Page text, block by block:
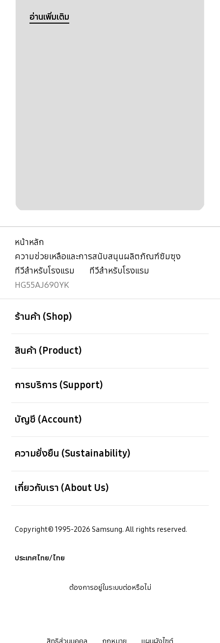
อ่านเพิ่มเติม
หน้าหลัก
ความช่วยเหลือและการสนับสนุนผลิตภัณฑ์ซัมซุง
ทีวีสำหรับโรงแรม
ทีวีสำหรับโรงแรม
HG55AJ690YK
ร้านค้า (Shop)
สินค้า (Product)
การบริการ (Support)
บัญชี (Account)
ความยั่งยืน (Sustainability)
เกี่ยวกับเรา (About Us)
Copyright© 1995-2026 Samsung. All rights reserved.
ประเทศไทย/ไทย
สิทธิส่วนบุคคล กฎหมาย แผนผังไซต์
ต้องการอยู่ในระบบต่อหรือไม่